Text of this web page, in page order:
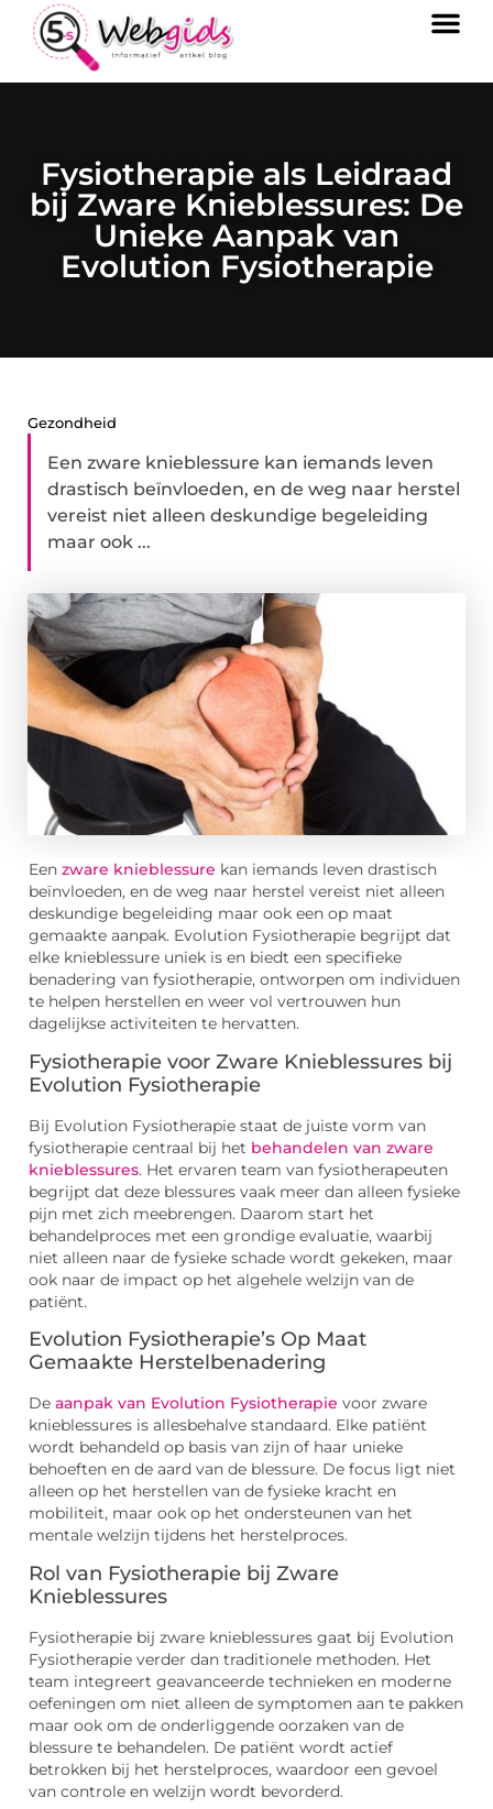
Fysiotherapie als Leidraad
bij Zware Knieblessures: De
Unieke Aanpak van
Evolution Fysiotherapie
Gezondheid
Een zware knieblessure kan iemands leven
drastisch beïnvloeden, en de weg naar herstel
vereist niet alleen deskundige begeleiding
maar ook ...
Een zware knieblessure kan iemands leven drastisch
beïnvloeden, en de weg naar herstel vereist niet alleen
deskundige begeleiding maar ook een op maat
gemaakte aanpak. Evolution Fysiotherapie begrijpt dat
elke knieblessure uniek is en biedt een specifieke
benadering van fysiotherapie, ontworpen om individuen
te helpen herstellen en weer vol vertrouwen hun
dagelijkse activiteiten te hervatten.
Fysiotherapie voor Zware Knieblessures bij
Evolution Fysiotherapie
Bij Evolution Fysiotherapie staat de juiste vorm van
fysiotherapie centraal bij het behandelen van zware
knieblessures. Het ervaren team van fysiotherapeuten
begrijpt dat deze blessures vaak meer dan alleen fysieke
pijn met zich meebrengen. Daarom start het
behandelproces met een grondige evaluatie, waarbij
niet alleen naar de fysieke schade wordt gekeken, maar
ook naar de impact op het algehele welzijn van de
patiënt.
Evolution Fysiotherapie’s Op Maat
Gemaakte Herstelbenadering
De aanpak van Evolution Fysiotherapie voor zware
knieblessures is allesbehalve standaard. Elke patiënt
wordt behandeld op basis van zijn of haar unieke
behoeften en de aard van de blessure. De focus ligt niet
alleen op het herstellen van de fysieke kracht en
mobiliteit, maar ook op het ondersteunen van het
mentale welzijn tijdens het herstelproces.
Rol van Fysiotherapie bij Zware
Knieblessures
Fysiotherapie bij zware knieblessures gaat bij Evolution
Fysiotherapie verder dan traditionele methoden. Het
team integreert geavanceerde technieken en moderne
oefeningen om niet alleen de symptomen aan te pakken
maar ook om de onderliggende oorzaken van de
blessure te behandelen. De patiënt wordt actief
betrokken bij het herstelproces, waardoor een gevoel
van controle en welzijn wordt bevorderd.